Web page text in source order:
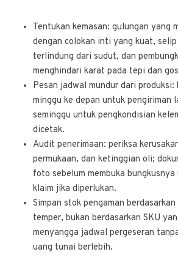
Tentukan kemasan: gulungan yang
dengan colokan inti yang kuat,
terlindung dari sudut, dan
menghindari karat pada tepi dan
Pesan jadwal mundur dari
minggu ke depan untuk pengiriman
seminggu untuk pengkondisian
dicetak.
Audit penerimaan: periksa
permukaan, dan ketinggian oli;
foto sebelum membuka
klaim jika diperlukan.
Simpan stok pengaman
temper, bukan berdasarkan SKU
menyangga jadwal pergeseran
uang tunai berlebih.